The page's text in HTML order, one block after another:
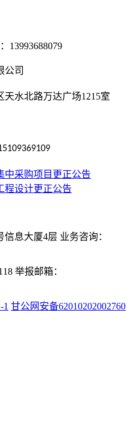
13993688079
公司
天水北路万达广场1215室
中采购项目更正公告
程设计更正公告
息大厦4层 业务咨询：
举报邮箱：
1 甘公网安备62010202002760